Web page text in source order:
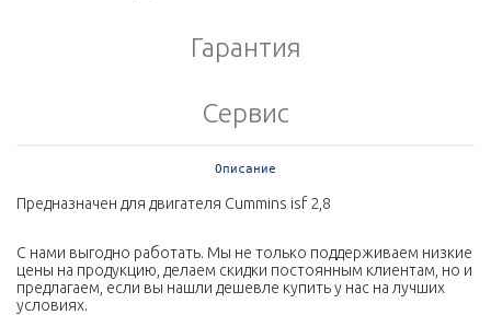
Гарантия
Сервис
Описание
Предназначен для двигателя Cummins isf 2,8
С нами выгодно работать. Мы не только поддерживаем низкие
цены на продукцию, делаем скидки постоянным клиентам, но и
предлагаем, если вы нашли дешевле купить у нас на лучших
условиях.